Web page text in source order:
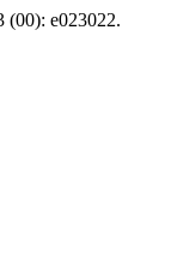
(00): e023022.